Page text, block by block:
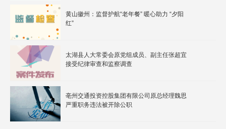
黄山徽州：监督护航“老年餐” 暖心助力 “夕阳
红”
太湖县人大常委会原党组成员、副主任张超宜
接受纪律审查和监察调查
亳州交通投资控股集团有限公司原总经理魏思
严重职务违法被开除公职